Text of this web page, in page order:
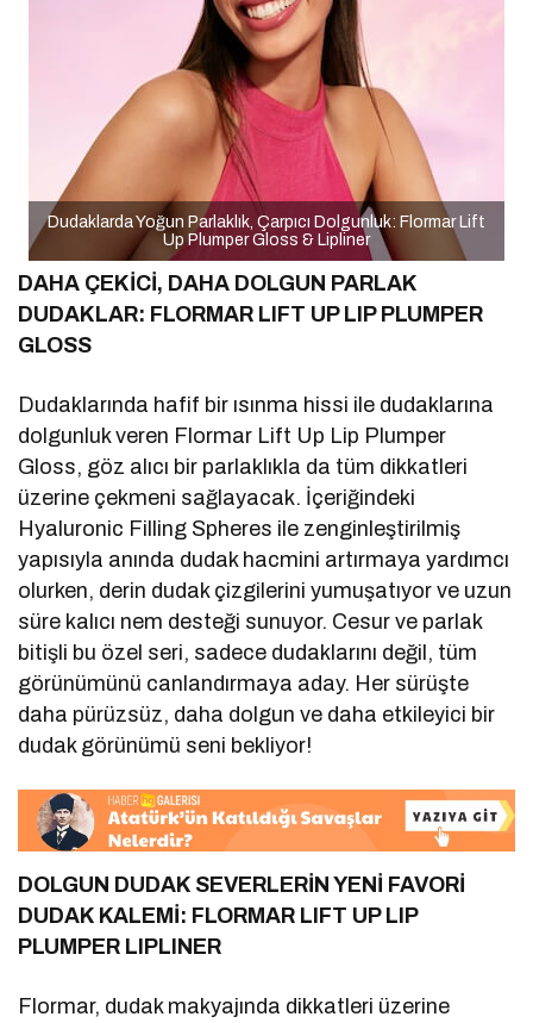
Dudaklarda Yoğun Parlaklık, Çarpıcı Dolgunluk: Flormar Lift
Up Plumper Gloss & Lipliner
DAHA ÇEKİCİ, DAHA DOLGUN PARLAK
DUDAKLAR: FLORMAR LIFT UP LIP PLUMPER
GLOSS
Dudaklarında hafif bir ısınma hissi ile dudaklarına
dolgunluk veren Flormar Lift Up Lip Plumper
Gloss, göz alıcı bir parlaklıkla da tüm dikkatleri
üzerine çekmeni sağlayacak. İçeriğindeki
Hyaluronic Filling Spheres ile zenginleştirilmiş
yapısıyla anında dudak hacmini artırmaya yardımcı
olurken, derin dudak çizgilerini yumuşatıyor ve uzun
süre kalıcı nem desteği sunuyor. Cesur ve parlak
bitişli bu özel seri, sadece dudaklarını değil, tüm
görünümünü canlandırmaya aday. Her sürüşte
daha pürüzsüz, daha dolgun ve daha etkileyici bir
dudak görünümü seni bekliyor!
DOLGUN DUDAK SEVERLERİN YENİ FAVORİ
DUDAK KALEMİ: FLORMAR LIFT UP LIP
PLUMPER LIPLINER
Flormar, dudak makyajında dikkatleri üzerine